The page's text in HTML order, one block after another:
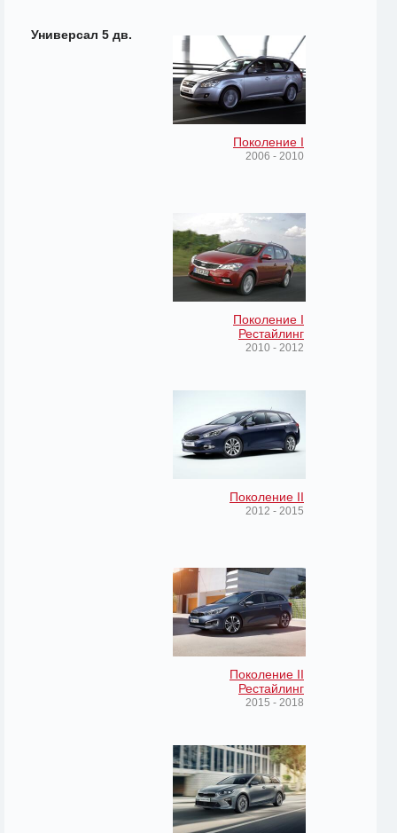
Универсал 5 дв.
Поколение I
2006 - 2010
Поколение I
Рестайлинг
2010 - 2012
Поколение II
2012 - 2015
Поколение II
Рестайлинг
2015 - 2018